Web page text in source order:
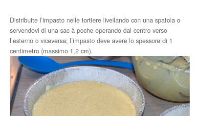
Distribuite l’impasto nelle tortiere livellando con una spatola o
servendovi di una sac à poche operando dal centro verso
l’esterno o viceversa; l’impasto deve avere lo spessore di 1
centimetro (massimo 1,2 cm).